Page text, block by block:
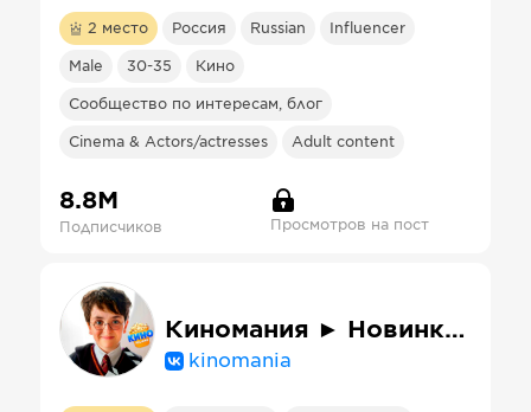
2 место Россия Russian Influencer
Male 30-35 Кино
Сообщество по интересам, блог
Cinema & Actors/actresses Adult content
8.8М
Подписчиков Просмотров на пост
Киномания ► Новинки мира кино
kinomania